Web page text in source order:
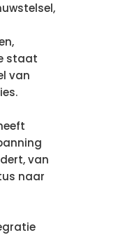
staat
van
van
naar